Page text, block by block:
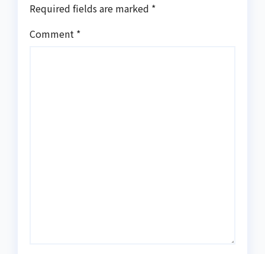
Required fields are marked *
Comment *